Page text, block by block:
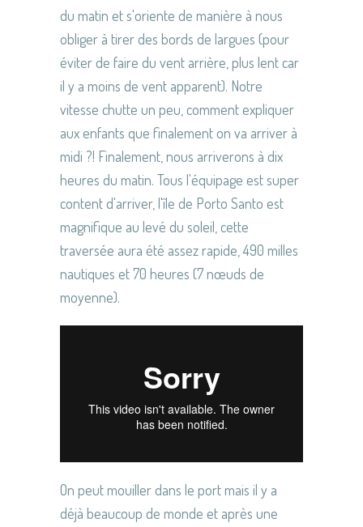
du matin et s'oriente de manière à nous
obliger à tirer des bords de largues (pour
éviter de faire du vent arrière, plus lent car
il y a moins de vent apparent). Notre
vitesse chutte un peu, comment expliquer
aux enfants que finalement on va arriver à
midi ?! Finalement, nous arriverons à dix
heures du matin. Tous l'équipage est super
content d'arriver, l'île de Porto Santo est
magnifique au levé du soleil, cette
traversée aura été assez rapide, 490 milles
nautiques et 70 heures (7 nœuds de
moyenne).
On peut mouiller dans le port mais il y a
déjà beaucoup de monde et après une